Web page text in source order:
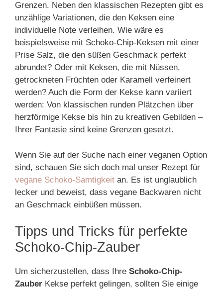
Grenzen. Neben den klassischen Rezepten gibt es
unzählige Variationen, die den Keksen eine
individuelle Note verleihen. Wie wäre es
beispielsweise mit Schoko-Chip-Keksen mit einer
Prise Salz, die den süßen Geschmack perfekt
abrundet? Oder mit Keksen, die mit Nüssen,
getrockneten Früchten oder Karamell verfeinert
werden? Auch die Form der Kekse kann variiert
werden: Von klassischen runden Plätzchen über
herzförmige Kekse bis hin zu kreativen Gebilden –
Ihrer Fantasie sind keine Grenzen gesetzt.
Wenn Sie auf der Suche nach einer veganen Option
sind, schauen Sie sich doch mal unser Rezept für
vegane Schoko-Samtigkeit an. Es ist unglaublich
lecker und beweist, dass vegane Backwaren nicht
an Geschmack einbüßen müssen.
Tipps und Tricks für perfekte
Schoko-Chip-Zauber
Um sicherzustellen, dass Ihre Schoko-Chip-
Zauber Kekse perfekt gelingen, sollten Sie einige